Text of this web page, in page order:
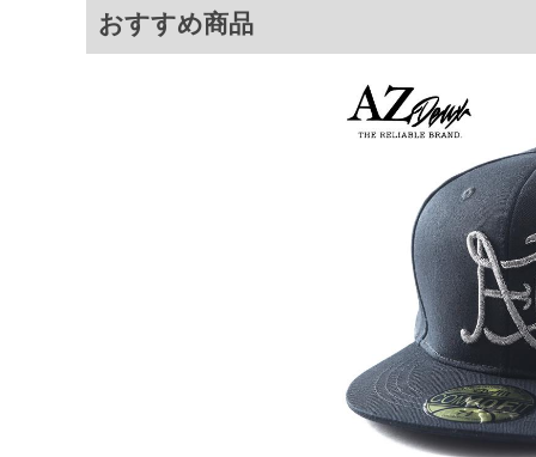
限に努めておりますが、もしあった場合
裾上げ料金は500円+税となります。
備考欄に股下●cmとご記入下さい。（
1本5,999円以下の商品は有料（500円+税
出荷まで約1週間～20日間程お時間を頂
尚、裾上げした商品は返品・交換不可と
一部、お直しに対応出来ない商品がご
端なデザインが施されている等)
※【返品交換について】
返品交換希望の方は、商品到着後1週間
下着(肌着)やワイシャツは商品の性質上
おすすめ商品